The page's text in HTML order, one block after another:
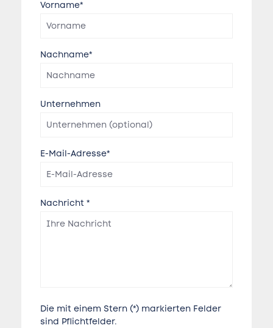
Vorname*
Nachname*
Unternehmen
E-Mail-Adresse*
Nachricht *
Die mit einem Stern (*) markierten Felder
sind Pflichtfelder.